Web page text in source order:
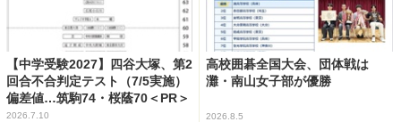
【中学受験2027】四谷大塚、第2
回合不合判定テスト（7/5実施）
偏差値…筑駒74・桜蔭70＜PR＞
2026.7.10
高校囲碁全国大会、団体戦は
灘・南山女子部が優勝
2026.8.5